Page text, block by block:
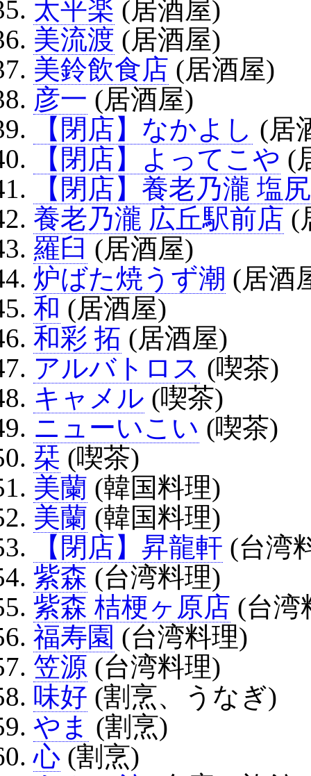
太平楽 (居酒屋)
美流渡 (居酒屋)
美鈴飲食店 (居酒屋)
彦一 (居酒屋)
【閉店】なかよし (居
【閉店】よってこや (
【閉店】養老乃瀧 塩
養老乃瀧 広丘駅前店 (
羅臼 (居酒屋)
炉ばた焼うず潮 (居酒
和 (居酒屋)
和彩 拓 (居酒屋)
アルバトロス (喫茶)
キャメル (喫茶)
ニューいこい (喫茶)
栞 (喫茶)
美蘭 (韓国料理)
美蘭 (韓国料理)
【閉店】昇龍軒 (台湾
紫森 (台湾料理)
紫森 桔梗ヶ原店 (台湾
福寿園 (台湾料理)
笠源 (台湾料理)
味好 (割烹、うなぎ)
やま (割烹)
心 (割烹)